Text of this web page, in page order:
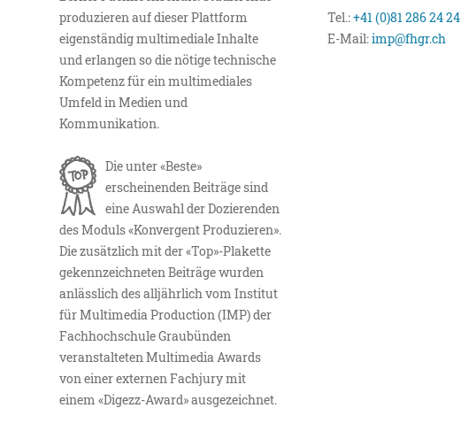
produzieren auf dieser Plattform
eigenständig multimediale Inhalte
und erlangen so die nötige technische
Kompetenz für ein multimediales
Umfeld in Medien und
Kommunikation.
Die unter «Beste»
erscheinenden Beiträge sind
eine Auswahl der Dozierenden
des Moduls «Konvergent Produzieren».
Die zusätzlich mit der «Top»-Plakette
gekennzeichneten Beiträge wurden
anlässlich des alljährlich vom Institut
für Multimedia Production (IMP) der
Fachhochschule Graubünden
veranstalteten Multimedia Awards
von einer externen Fachjury mit
einem «Digezz-Award» ausgezeichnet.
Tel.:+41 (0)81 286 24 24
E-Mail:imp@fhgr.ch